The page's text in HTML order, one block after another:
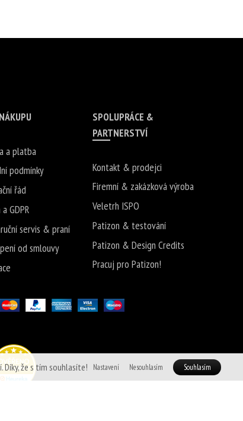
a platba
podmínky
řád
GDPR
servis & praní
od smlouvy
SPOLUPRÁCE &
PARTNERSTVÍ
Kontakt & prodejci
Firemní & zakázková výroba
Veletrh ISPO
Patizon & testování
Patizon & Design Credits
Pracuj pro Patizon!
Díky, že s tím souhlasíte! Nastavení Nesouhlasím Souhlasím